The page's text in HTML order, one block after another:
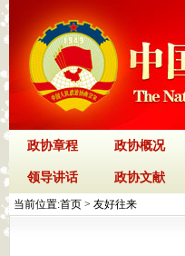
政协章程 政协概况
领导讲话 政协文献
当前位置:首页 > 友好往来